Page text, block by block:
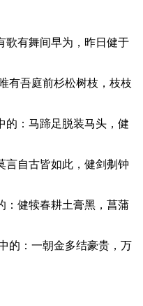
歌有舞间早为，昨日 健于
有吾庭前杉松树枝，枝枝
：马蹄足脱装马头， 健
自古皆如此， 健剑刜钟
健犊春耕土膏黑，菖蒲
的：一朝金多结豪贵，万